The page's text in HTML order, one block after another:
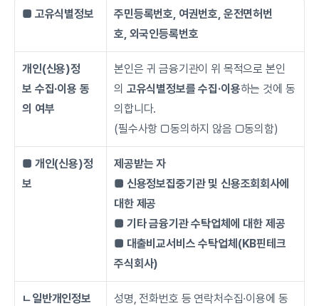
■ 고유식별정보
주민등록번호, 여권번호, 운전면허번
호, 외국인등록번호
개인(신용)정
보 수집∙이용 동
의 여부
본인은 귀 금융기관이 위 목적으로 본인
의 고유식별정보를 수집·이용하는 것에 동
의합니다.
(필수사항 □동의하지 않음 □동의함)
■ 개인(신용)정
보
제공받는 자
■ 신용정보집중기관 및 신용조회회사에
대한 제공
■ 기타 금융기관 수탁업체에 대한 제공
■ 대출비교서비스 수탁업체(KB핀테크
주식회사)
ㄴ일반개인정보
성명, 전화번호 등 연락처수집∙이용에 동